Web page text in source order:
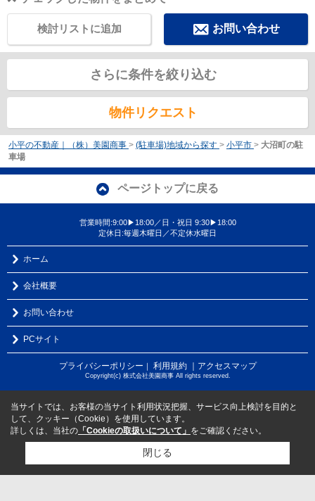
お問い合わせ
検討リストに追加
さらに条件を絞り込む
物件リクエスト
小平の不動産｜（株）美園商事 > (駐車場)地域から探す > 小平市 > 大沼町の駐
車場
ページトップに戻る
営業時間:9:00▶18:00／日・祝日 9:30▶18:00
定休日:毎週木曜日／不定休水曜日
ホーム
会社概要
お問い合わせ
PCサイト
プライバシーポリシー ｜ 利用規約 ｜アクセスマップ
Copyright(c) 株式会社美園商事 All rights reserved.
当サイトでは、お客様の当サイト利用状況把握、サービス向上検討を目的と
して、クッキー（Cookie）を使用しています。
詳しくは、当社の 「Cookieの取扱いについて」 をご確認ください。
閉じる